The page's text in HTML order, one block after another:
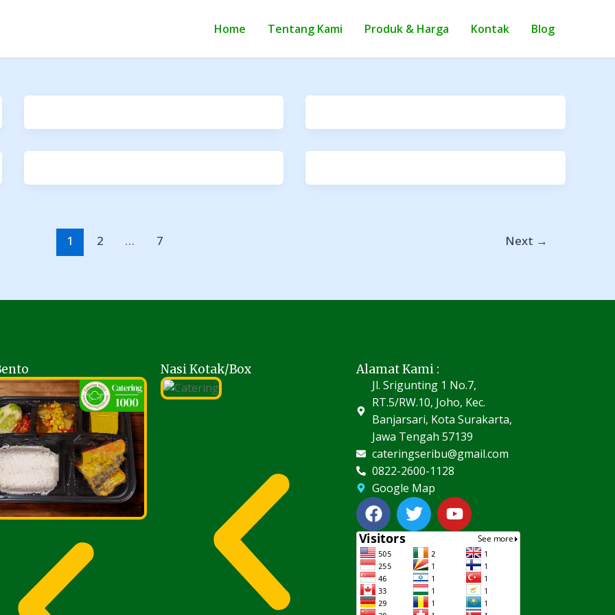
Home Tentang Kami Produk & Harga Kontak Blog
1 2 … 7 Next →
Nasi Kotak/Box
Alamat Kami :
Jl. Srigunting 1 No.7,
RT.5/RW.10, Joho, Kec.
Banjarsari, Kota Surakarta,
Jawa Tengah 57139
cateringseribu@gmail.com
0822-2600-1128
Google Map
F
a
c
e
b
o
o
T
w
i
t
t
e
r
Y
o
u